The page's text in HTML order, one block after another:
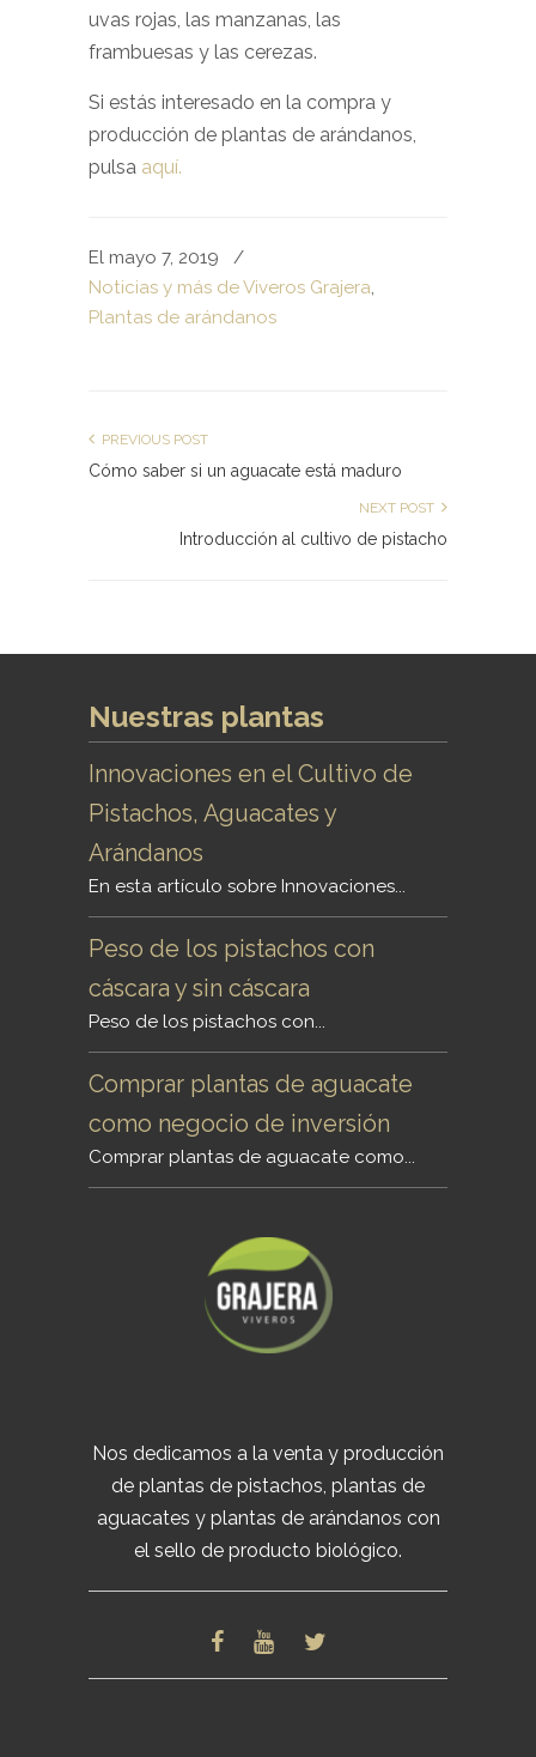
uvas rojas, las manzanas, las
frambuesas y las cerezas.
Si estás interesado en la compra y
producción de plantas de arándanos,
pulsa aquí.
El mayo 7, 2019
/
Noticias y más de Viveros Grajera,
Plantas de arándanos
PREVIOUS POST
Cómo saber si un aguacate está maduro
NEXT POST
Introducción al cultivo de pistacho
Nuestras plantas
Innovaciones en el Cultivo de
Pistachos, Aguacates y
Arándanos
En esta artículo sobre Innovaciones...
Peso de los pistachos con
cáscara y sin cáscara
Peso de los pistachos con...
Comprar plantas de aguacate
como negocio de inversión
Comprar plantas de aguacate como...
Nos dedicamos a la venta y producción
de plantas de pistachos, plantas de
aguacates y plantas de arándanos con
el sello de producto biológico.